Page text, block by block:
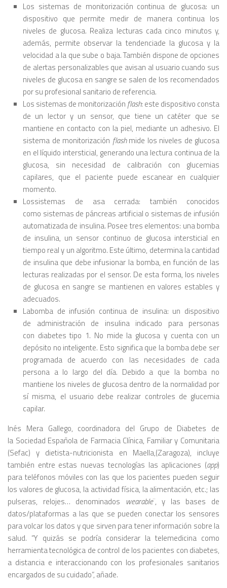
Los sistemas de monitorización continua de glucosa: un
dispositivo que permite medir de manera continua los
niveles de glucosa. Realiza lecturas cada cinco minutos y,
además, permite observar la tendenciade la glucosa y la
velocidad a la que sube o baja. También dispone de opciones
de alertas personalizables que avisan al usuario cuando sus
niveles de glucosa en sangre se salen de los recomendados
por su profesional sanitario de referencia.
Los sistemas de monitorización flash: este dispositivo consta
de un lector y un sensor, que tiene un catéter que se
mantiene en contacto con la piel, mediante un adhesivo. El
sistema de monitorización flashmide los niveles de glucosa
en el líquido intersticial, generando una lectura continua de la
glucosa, sin necesidad de calibración con glucemias
capilares, que el paciente puede escanear en cualquier
momento.
Lossistemas de asa cerrada: también conocidos
como sistemas de páncreas artificial o sistemas de infusión
automatizada de insulina. Posee tres elementos: una bomba
de insulina, un sensor continuo de glucosa intersticial en
tiempo real y un algoritmo. Este último, determina la cantidad
de insulina que debe infusionar la bomba, en función de las
lecturas realizadas por el sensor. De esta forma, los niveles
de glucosa en sangre se mantienen en valores estables y
adecuados.
Labomba de infusión continua de insulina: un dispositivo
de administración de insulina indicado para personas
con diabetes tipo 1. No mide la glucosa y cuenta con un
depósito no inteligente. Esto significa que la bomba debe ser
programada de acuerdo con las necesidades de cada
persona a lo largo del día. Debido a que la bomba no
mantiene los niveles de glucosa dentro de la normalidad por
sí misma, el usuario debe realizar controles de glucemia
capilar.
Inés Mera Gallego, coordinadora del Grupo de Diabetes de
la Sociedad Española de Farmacia Clínica, Familiar y Comunitaria
(Sefac) y dietista-nutricionista en Maella,(Zaragoza), incluye
también entre estas nuevas tecnologías las aplicaciones (app)
para teléfonos móviles con las que los pacientes pueden seguir
los valores de glucosa, la actividad física, la alimentación, etc.; las
pulseras, relojes… denominados wearable¨, y las bases de
datos/plataformas a las que se pueden conectar los sensores
para volcar los datos y que sirven para tener información sobre la
salud. “Y quizás se podría considerar la telemedicina como
herramienta tecnológica de control de los pacientes con diabetes,
a distancia e interaccionando con los profesionales sanitarios
encargados de su cuidado”, añade.